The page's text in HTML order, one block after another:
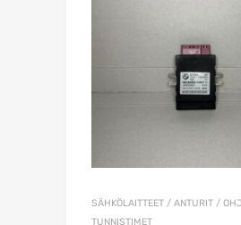
SÄHKÖLAITTEET / ANTURIT /
TUNNISTIMET